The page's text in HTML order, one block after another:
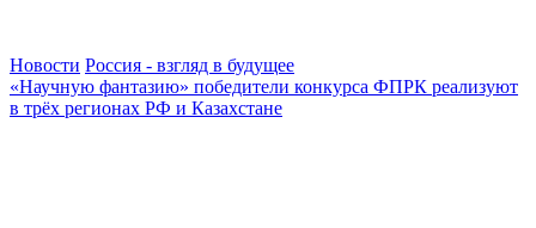
Новости Россия - взгляд в будущее
«Научную фантазию» победители конкурса ФПРК реализуют
в трёх регионах РФ и Казахстане